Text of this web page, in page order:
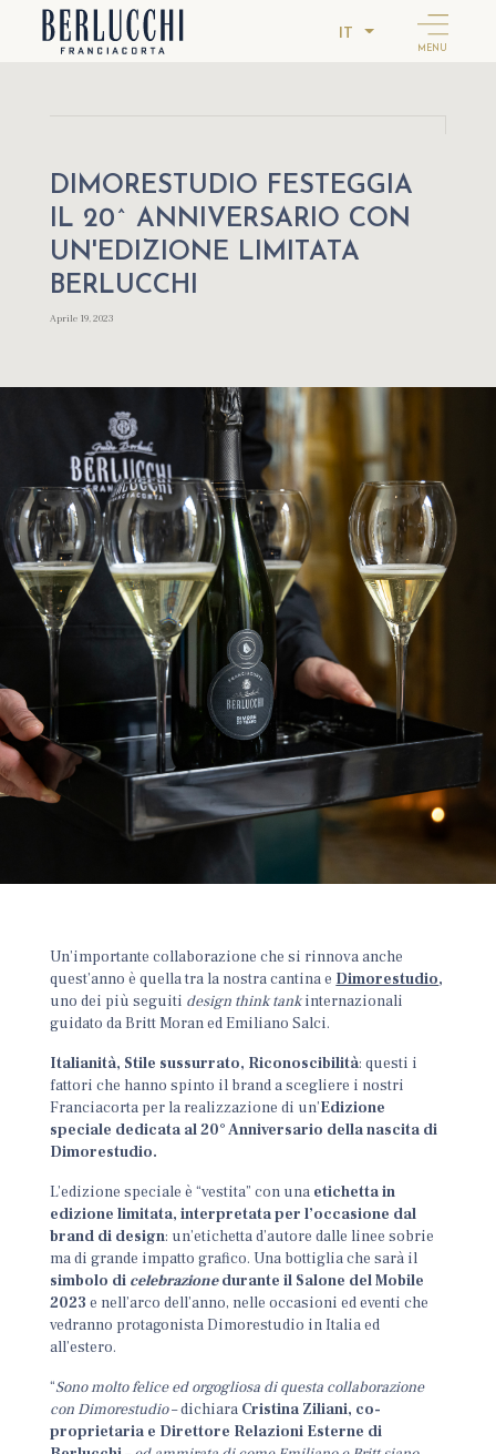
IT
MENU
DIMORESTUDIO FESTEGGIA
IL 20^ ANNIVERSARIO CON
UN'EDIZIONE LIMITATA
BERLUCCHI
Aprile 19, 2023
Un’importante collaborazione che si rinnova anche
quest’anno è quella tra la nostra cantina e Dimorestudio,
uno dei più seguiti design think tankinternazionali
guidato da Britt Moran ed Emiliano Salci.
Italianità, Stile sussurrato, Riconoscibilità: questi i
fattori che hanno spinto il branda scegliere i nostri
Franciacorta per la realizzazione di un’Edizione
speciale dedicata al 20° Anniversario della nascita di
Dimorestudio.
L’edizione speciale è “vestita” con una etichetta in
edizione limitata, interpretata per l’occasione dal
brand di design: un’etichetta d’autore dalle linee sobrie
ma di grande impatto grafico. Una bottiglia che sarà il
simbolo di celebrazionedurante il Salone del Mobile
2023 e nell’arco dell’anno, nelle occasioni ed eventi che
vedranno protagonista Dimorestudio in Italia ed
all’estero.
“Sono molto felice ed orgogliosa di questa collaborazione
con Dimorestudio– dichiara Cristina Ziliani, co-
proprietaria e Direttore Relazioni Esterne di